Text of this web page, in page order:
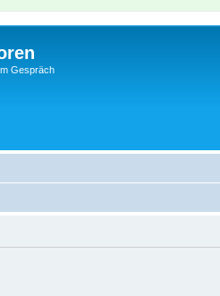
Gespräch